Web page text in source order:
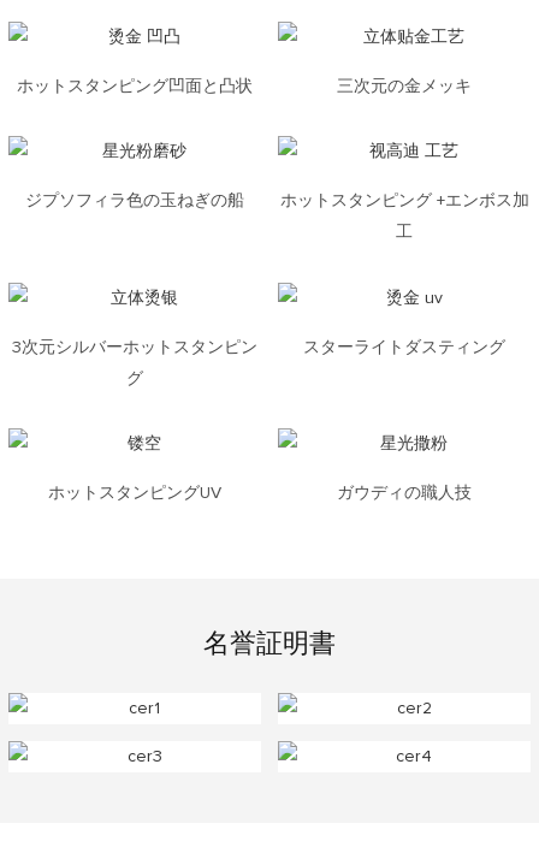
ホットスタンピング凹面と凸状 三次元の金メッキ
ジプソフィラ色の玉ねぎの船
ホットスタンピング +エンボス加
工
3次元シルバーホットスタンピン
グ
スターライトダスティング
ホットスタンピングUV ガウディの職人技
名誉証明書